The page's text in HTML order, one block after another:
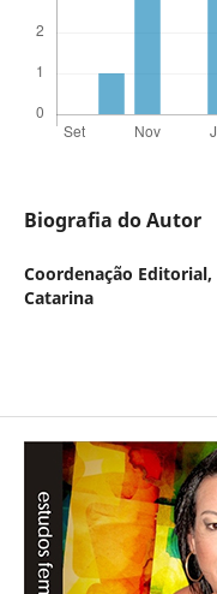
Biografia do Autor
Coordenação Editorial,
Catarina